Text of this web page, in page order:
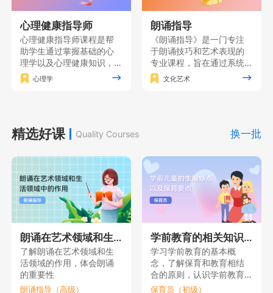
心理健康指导师
心理健康指导师课程是帮
助学生通过掌握基础的心
理学以及心理健康知识，
形成对人的心理的全面理
解，在此基础上掌握心理
心理学
朗诵指导
《朗诵指导》是一门专注
于朗诵技巧和艺术表现的
专业课程，旨在通过系统
的训练和实践使学员掌握
朗诵的基本功，同时注重
舞台上自如地展现自己的
文化艺术
精选好课 Quality Courses 换一批
朗诵在艺术领域和生活领域中的作用
了解朗诵在艺术领域和生
活领域的作用，体会朗诵
的重要性
朗诵指导（高级）
学前教育的相关知识（一）
学习学前教育的基本概
念，了解保育和教育相结
合的原则，认识学前教育
的重要性。
保育员（初级）